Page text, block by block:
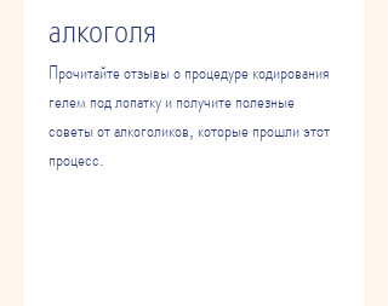
алкоголя
Прочитайте отзывы о процедуре кодирования
гелем под лопатку и получите полезные
советы от алкоголиков, которые прошли этот
процесс.